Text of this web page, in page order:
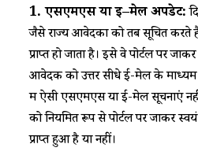
1.एसएमएसयाई–मेलअपडेट:
जैसे राज्य आवेदकों को तब सूचित करते
प्राप्त हो जाता है। इसे वे पोर्टल पर
आवेदक को उत्तर सीधे ई-मेल के माध्यम
में ऐसी एसएमएस या ई-मेल सूचनाएं
को नियमित रूप से पोर्टल पर जाकर
प्राप्त हुआ है या नहीं।​